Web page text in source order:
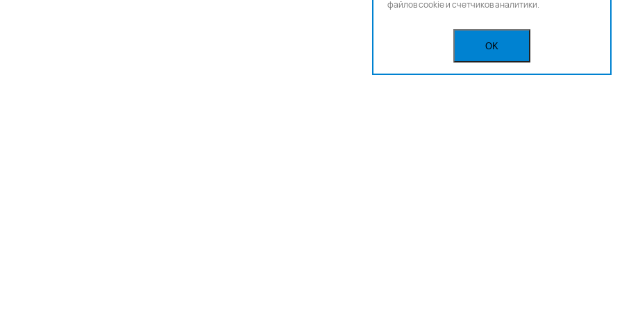
файлов cookie и счетчиков аналитики.
OK